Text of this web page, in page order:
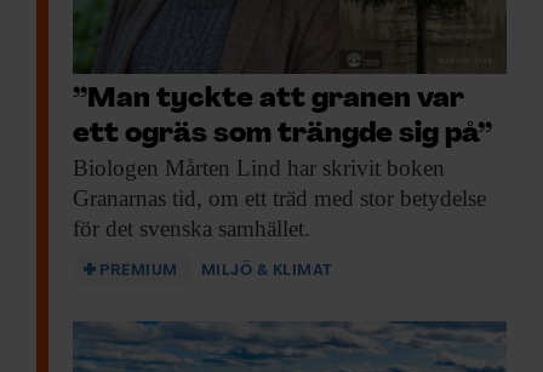
”Man tyckte att granen var
ett ogräs som trängde sig på”
Biologen Mårten Lind har skrivit boken
Granarnas tid, om ett träd med stor betydelse
för det svenska samhället.
PREMIUM MILJÖ & KLIMAT